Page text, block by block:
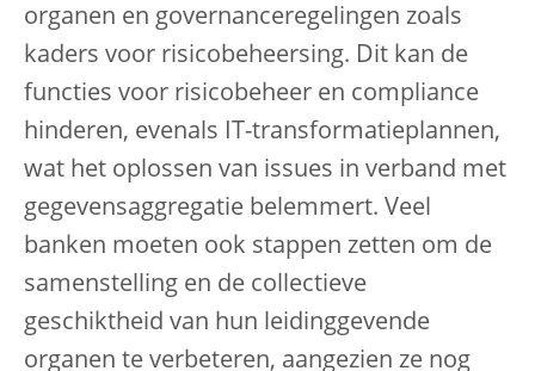
organen en governanceregelingen zoals
kaders voor risicobeheersing. Dit kan de
functies voor risicobeheer en compliance
hinderen, evenals IT-transformatieplannen,
wat het oplossen van issues in verband met
gegevensaggregatie belemmert. Veel
banken moeten ook stappen zetten om de
samenstelling en de collectieve
geschiktheid van hun leidinggevende
organen te verbeteren, aangezien ze nog